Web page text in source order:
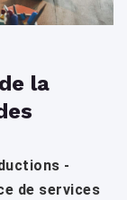
la
-
de services